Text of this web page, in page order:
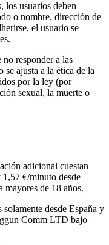
los usuarios deben
o nombre, dirección de
el usuario se
responder a las
se ajusta a la ética de la
por la ley (por
sexual, la muerte o
adicional cuestan
€/minuto desde
de 18 años.
desde España y
Comm LTD bajo